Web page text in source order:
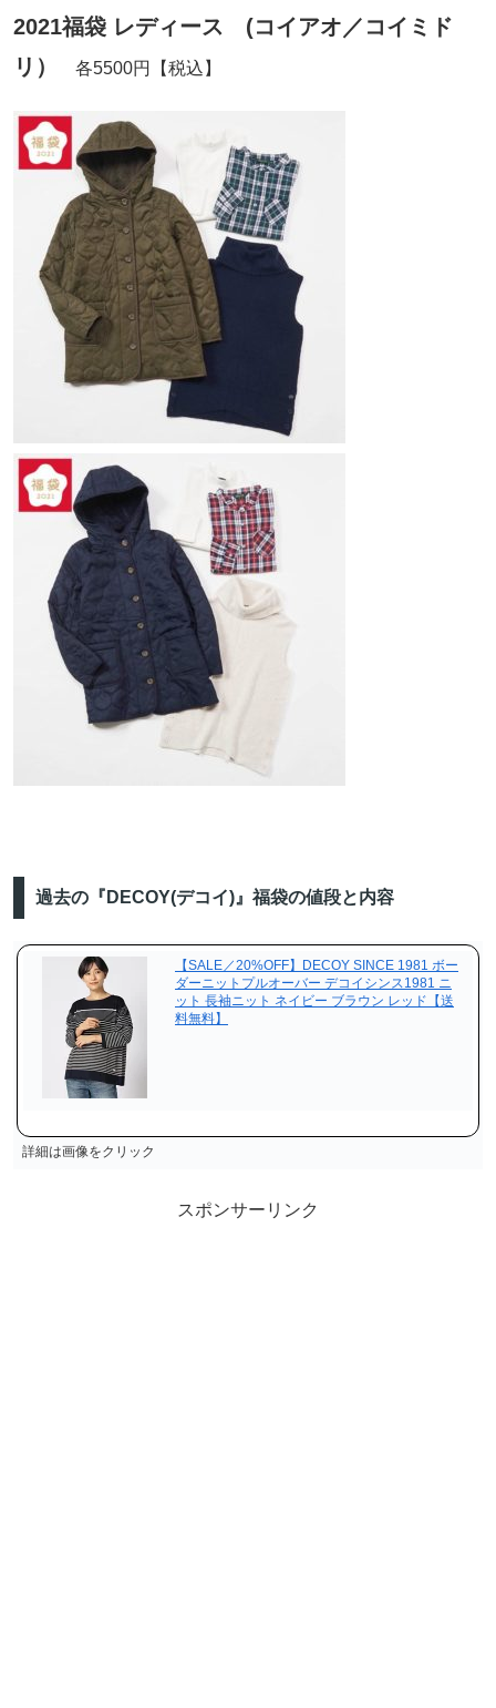
2021福袋 レディース (コイアオ／コイミド
リ）
各5500円【税込】
過去の『DECOY(デコイ)』福袋の値段と内容
【SALE／20%OFF】DECOY SINCE 1981 ボー
ダーニットプルオーバー デコイシンス1981 ニ
ット 長袖ニット ネイビー ブラウン レッド【送
料無料】
詳細は画像をクリック
スポンサーリンク